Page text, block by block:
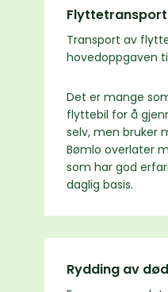
Transport av
hovedoppgaven
Det er mange
flyttebil for å
selv, men bruker
Bømlo overlater
som har god
daglig basis.
Rydding av